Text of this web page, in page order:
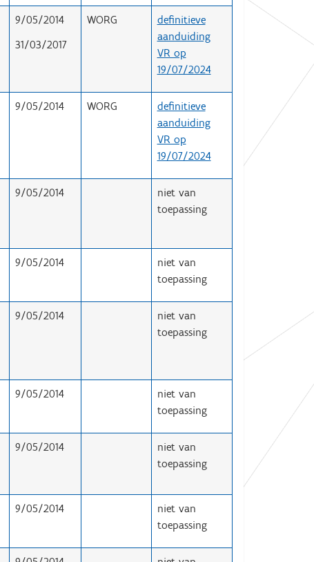
9/05/2014
31/03/2017
WORG
definitieve
aanduiding
VR op
19/07/2024
9/05/2014 WORG
definitieve
aanduiding
VR op
19/07/2024
9/05/2014
niet van
toepassing
9/05/2014
niet van
toepassing
9/05/2014
niet van
toepassing
9/05/2014
niet van
toepassing
9/05/2014
niet van
toepassing
9/05/2014
niet van
toepassing